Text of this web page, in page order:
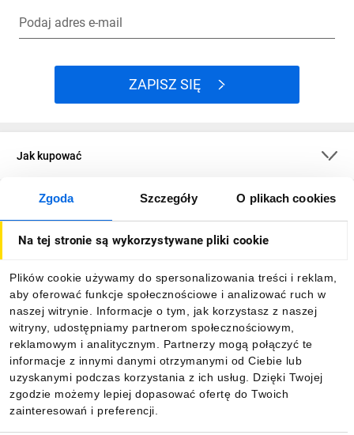
Zgoda Szczegóły O plikach cookies
Na tej stronie są wykorzystywane pliki cookie
Plików cookie używamy do spersonalizowania treści i reklam,
aby oferować funkcje społecznościowe i analizować ruch w
naszej witrynie. Informacje o tym, jak korzystasz z naszej
witryny, udostępniamy partnerom społecznościowym,
reklamowym i analitycznym. Partnerzy mogą połączyć te
informacje z innymi danymi otrzymanymi od Ciebie lub
uzyskanymi podczas korzystania z ich usług. Dzięki Twojej
zgodzie możemy lepiej dopasować ofertę do Twoich
zainteresowań i preferencji.
Podaj adres e-mail
ZAPISZ SIĘ
Jak kupować
O firmie
Informacje
Pobierz naszą aplikację mobilną: